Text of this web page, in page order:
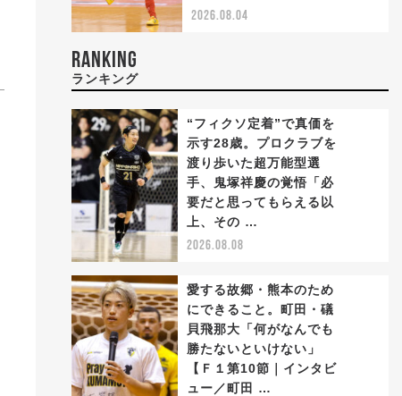
2026.08.04
RANKING
ランキング
“フィクソ定着”で真価を
示す28歳。プロクラブを
渡り歩いた超万能型選
手、鬼塚祥慶の覚悟「必
要だと思ってもらえる以
上、その …
2026.08.08
愛する故郷・熊本のため
にできること。町田・礒
貝飛那大「何がなんでも
勝たないといけない」
【Ｆ１第10節｜インタビ
ュー／町田 …